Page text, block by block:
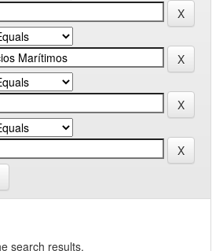
search results.